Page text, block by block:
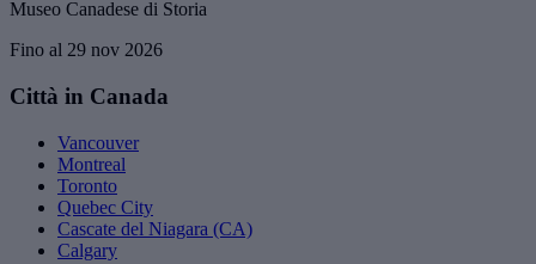
Museo Canadese di Storia
Fino al 29 nov 2026
Città in Canada
Vancouver
Montreal
Toronto
Quebec City
Cascate del Niagara (CA)
Calgary